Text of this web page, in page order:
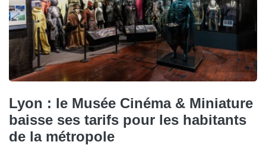
Lyon : le Musée Cinéma & Miniature
baisse ses tarifs pour les habitants
de la métropole